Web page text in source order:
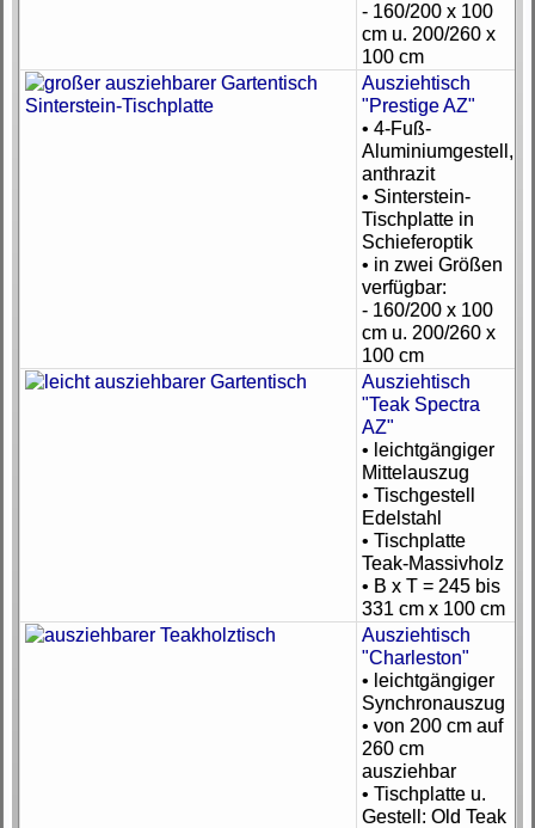
- 160/200 x 100
cm u. 200/260 x
100 cm
Ausziehtisch
"Prestige AZ"
• 4-Fuß-
Aluminiumgestell,
anthrazit
• Sinterstein-
Tischplatte in
Schieferoptik
• in zwei Größen
verfügbar:
- 160/200 x 100
cm u. 200/260 x
100 cm
Ausziehtisch
"Teak Spectra
AZ"
• leichtgängiger
Mittelauszug
• Tischgestell
Edelstahl
• Tischplatte
Teak-Massivholz
• B x T = 245 bis
331 cm x 100 cm
Ausziehtisch
"Charleston"
• leichtgängiger
Synchronauszug
• von 200 cm auf
260 cm
ausziehbar
• Tischplatte u.
Gestell: Old Teak